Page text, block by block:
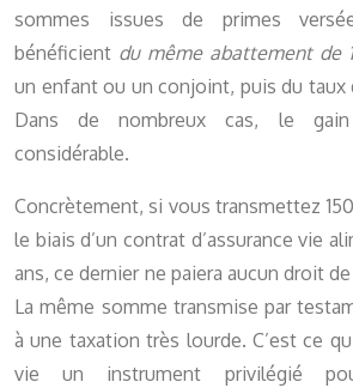
sommes issues de primes
bénéficient du même abattement de
un enfant ou un conjoint, puis du taux
Dans de nombreux cas, le
considérable.
Concrètement, si vous transmettez
le biais d’un contrat d’assurance vie
ans, ce dernier ne paiera aucun droit
La même somme transmise par
à une taxation très lourde. C’est ce
vie un instrument privilégié